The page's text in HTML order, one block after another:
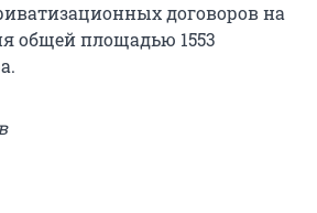
договоров на
общей площадью 1553